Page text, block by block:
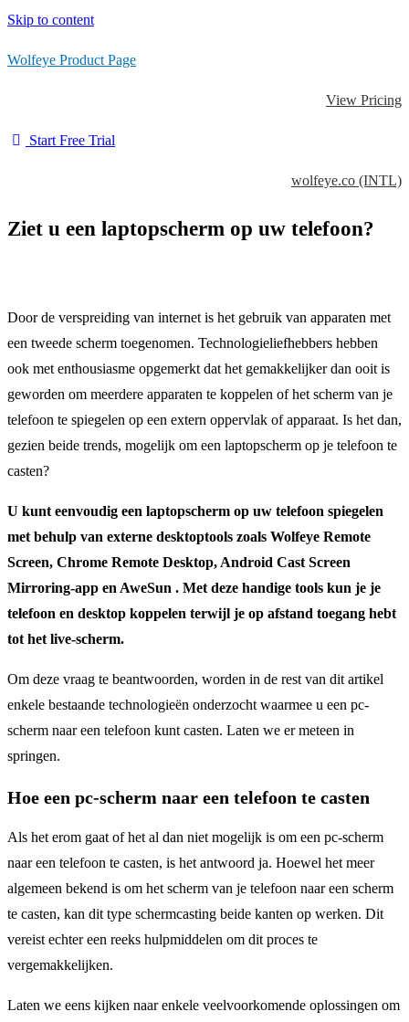
Skip to content
Wolfeye Product Page
View Pricing
Start Free Trial
wolfeye.co (INTL)
Ziet u een laptopscherm op uw telefoon?
Door de verspreiding van internet is het gebruik van apparaten met
een tweede scherm toegenomen. Technologieliefhebbers hebben
ook met enthousiasme opgemerkt dat het gemakkelijker dan ooit is
geworden om meerdere apparaten te koppelen of het scherm van je
telefoon te spiegelen op een extern oppervlak of apparaat. Is het dan,
gezien beide trends, mogelijk om een laptopscherm op je telefoon te
casten?
U kunt eenvoudig een laptopscherm op uw telefoon spiegelen
met behulp van externe desktoptools zoals Wolfeye Remote
Screen, Chrome Remote Desktop, Android Cast Screen
Mirroring-app en AweSun . Met deze handige tools kun je je
telefoon en desktop koppelen terwijl je op afstand toegang hebt
tot het live-scherm.
Om deze vraag te beantwoorden, worden in de rest van dit artikel
enkele bestaande technologieën onderzocht waarmee u een pc-
scherm naar een telefoon kunt casten. Laten we er meteen in
springen.
Hoe een pc-scherm naar een telefoon te casten
Als het erom gaat of het al dan niet mogelijk is om een pc-scherm
naar een telefoon te casten, is het antwoord ja. Hoewel het meer
algemeen bekend is om het scherm van je telefoon naar een scherm
te casten, kan dit type schermcasting beide kanten op werken. Dit
vereist echter een reeks hulpmiddelen om dit proces te
vergemakkelijken.
Laten we eens kijken naar enkele veelvoorkomende oplossingen om